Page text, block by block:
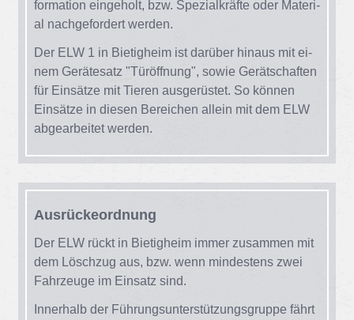
for­ma­ti­on ein­ge­holt, bzw. Spe­zi­al­kräf­te oder Ma­te­ri­
al nach­ge­for­dert wer­den.
Der ELW 1 in Bie­tig­heim ist dar­über hin­aus mit ei­
nem Ge­rä­te­satz "Tür­öff­nung", so­wie Ge­rät­schaf­ten
für Ein­sät­ze mit Tie­ren aus­ge­rüs­tet. So kön­nen
Ein­sät­ze in die­sen Be­rei­chen al­lein mit dem ELW
ab­ge­ar­bei­tet wer­den.
Aus­rü­cke­ord­nung
Der ELW rückt in Bie­tig­heim im­mer zu­sam­men mit
dem Lösch­zug aus, bzw. wenn min­des­tens zwei
Fahr­zeu­ge im Ein­satz sind.
In­ner­halb der Füh­rungs­un­ter­stüt­zungs­grup­pe fährt